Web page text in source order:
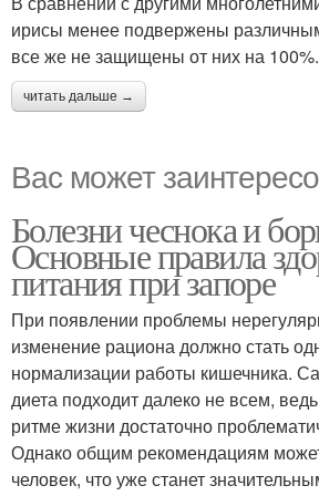
ирисы менее подвержены
все же не защищены от них на 100%.
читать дальше →
Вас может
Болезни чеснока и
Основные правила
питания при запоре
При появлении проблемы
изменение рациона должно стать
нормализации работы кишечника.
диета подходит далеко не всем,
ритме жизни достаточно
Однако общим рекомендациям
человек, что уже станет